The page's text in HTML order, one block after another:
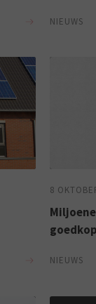
NIEUWS
8
NIEUWS